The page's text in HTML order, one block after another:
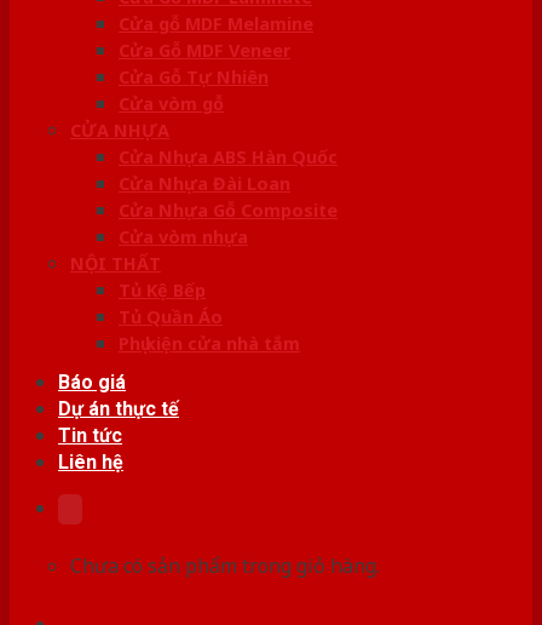
Cửa gỗ MDF Melamine
Cửa Gỗ MDF Veneer
Cửa Gỗ Tự Nhiên
Cửa vòm gỗ
CỬA NHỰA
Cửa Nhựa ABS Hàn Quốc
Cửa Nhựa Đài Loan
Cửa Nhựa Gỗ Composite
Cửa vòm nhựa
NỘI THẤT
Tủ Kệ Bếp
Tủ Quần Áo
Phụ kiện cửa nhà tắm
Báo giá
Dự án thực tế
Tin tức
Liên hệ
Chưa có sản phẩm trong giỏ hàng.